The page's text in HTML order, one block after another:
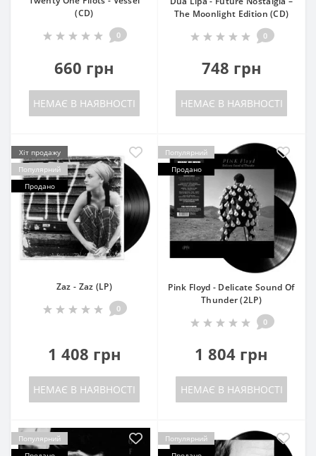
(CD)
0
660 грн
НЕМАЄ В НАЯВНОСТІ
The Moonlight Edition (CD)
0
748 грн
НЕМАЄ В НАЯВНОСТІ
Хіт продажу
Популярний
Продано
Zaz - Zaz (LP)
0
1 408 грн
НЕМАЄ В НАЯВНОСТІ
Популярний
Продано
Pink Floyd - Delicate Sound Of
Thunder (2LP)
0
1 804 грн
НЕМАЄ В НАЯВНОСТІ
Популярний
Популярний